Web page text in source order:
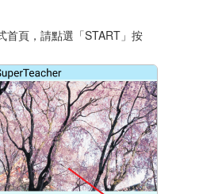
首頁，請點選「START」按